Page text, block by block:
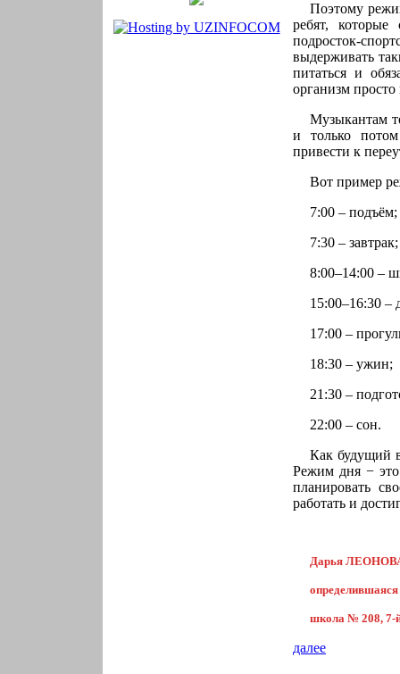
Поэтому
ребят,
подросток-
выдерживать
питаться и
организм просто
Музыкантам
и только
привести к
Вот пример
7:00 – подъём;
7:30 – завтрак;
8:00–14:00 –
15:00–16:30 –
17:00 –
18:30 – ужин;
21:30 –
22:00 – сон.
Как будущий
Режим дня − это
планировать
работать и
Дарья
школа № 208, 7-й
далее